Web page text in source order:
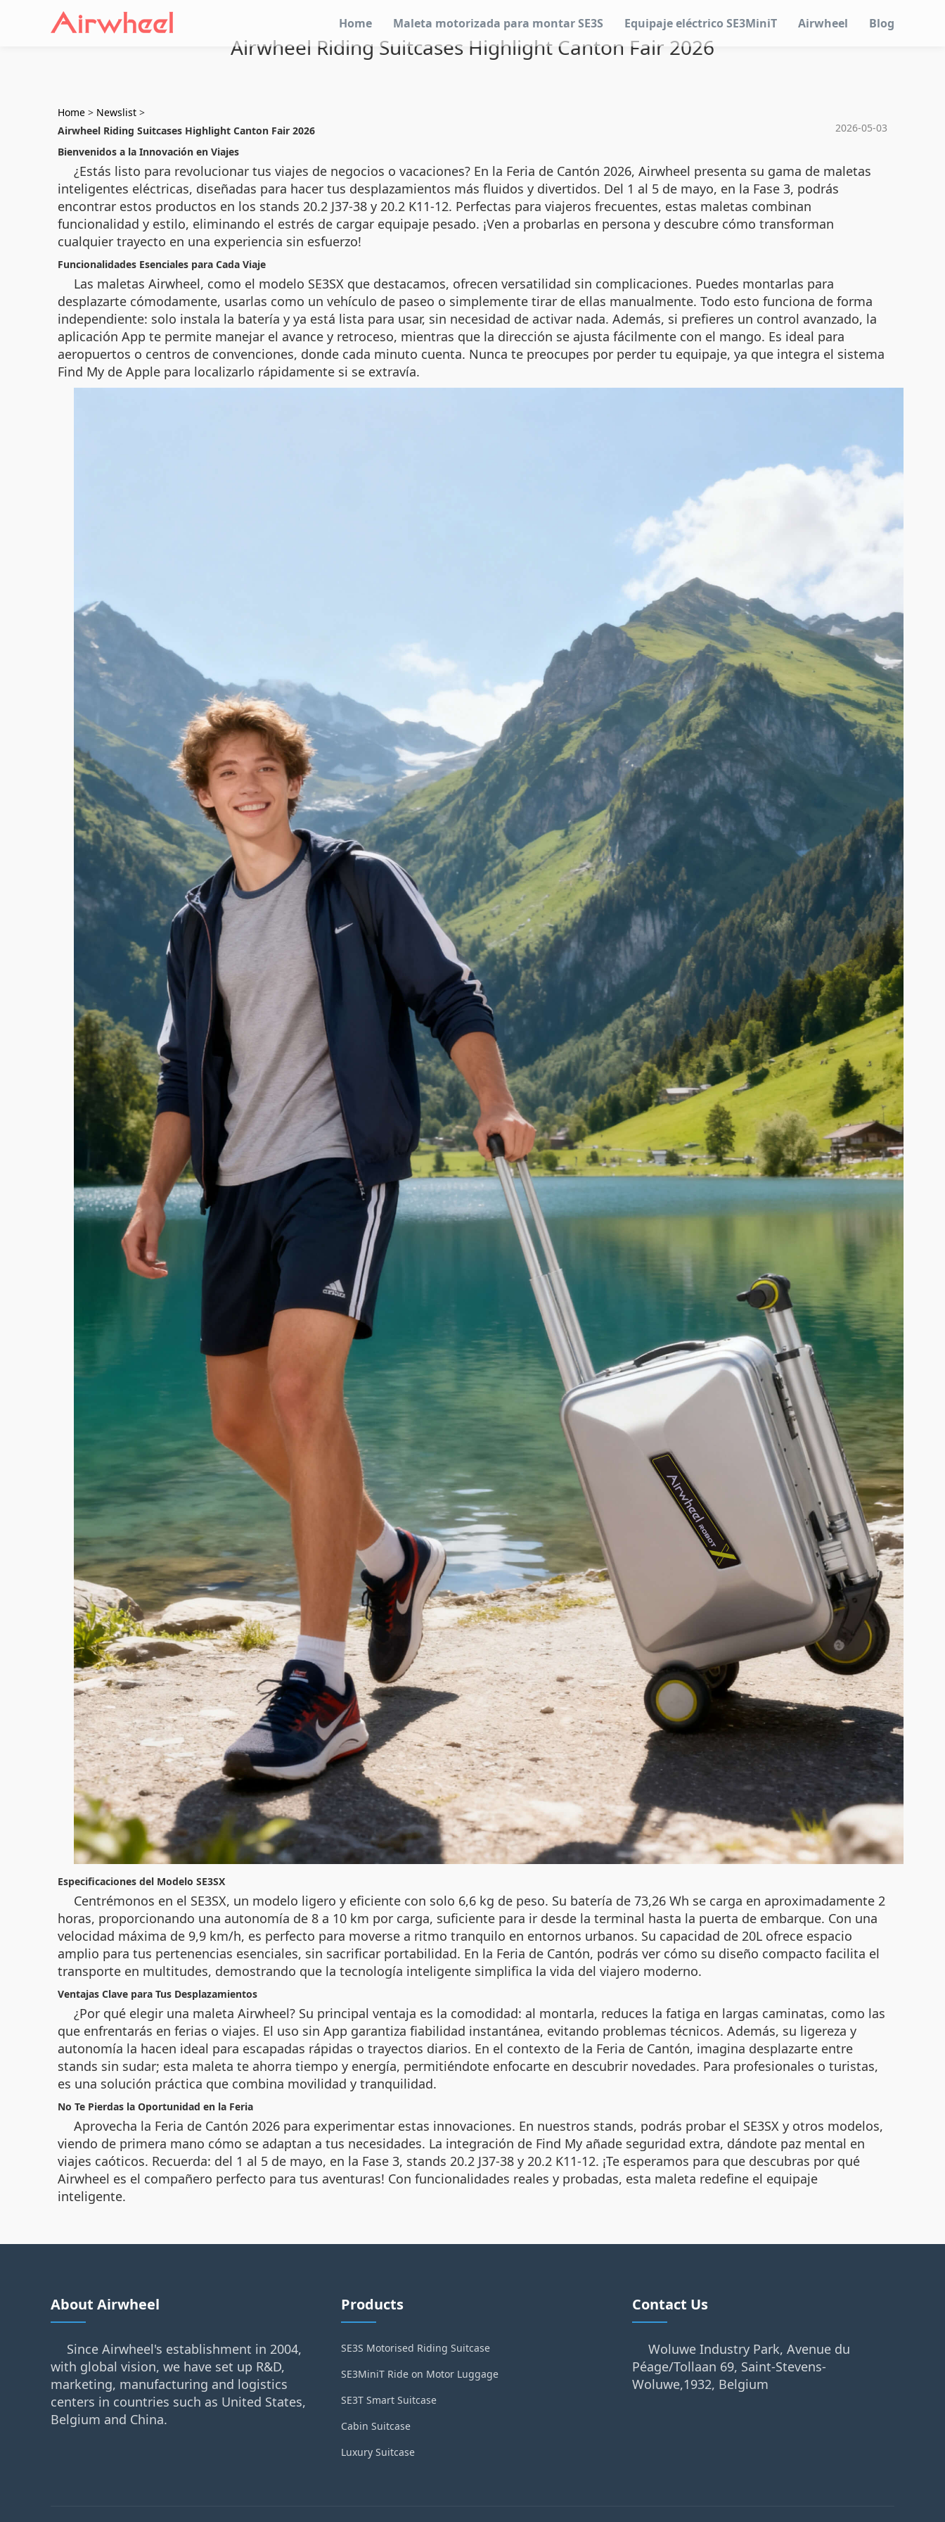
Home Maleta motorizada para montar SE3S Equipaje eléctrico SE3MiniT Airwheel Blog
Airwheel Riding Suitcases Highlight Canton Fair 2026
Home > Newslist >
2026-05-03
Airwheel Riding Suitcases Highlight Canton Fair 2026
Bienvenidos a la Innovación en Viajes
¿Estás listo para revolucionar tus viajes de negocios o vacaciones? En la Feria de Cantón 2026, Airwheel presenta su gama de maletas
inteligentes eléctricas, diseñadas para hacer tus desplazamientos más fluidos y divertidos. Del 1 al 5 de mayo, en la Fase 3, podrás
encontrar estos productos en los stands 20.2 J37-38 y 20.2 K11-12. Perfectas para viajeros frecuentes, estas maletas combinan
funcionalidad y estilo, eliminando el estrés de cargar equipaje pesado. ¡Ven a probarlas en persona y descubre cómo transforman
cualquier trayecto en una experiencia sin esfuerzo!
Funcionalidades Esenciales para Cada Viaje
Las maletas Airwheel, como el modelo SE3SX que destacamos, ofrecen versatilidad sin complicaciones. Puedes montarlas para
desplazarte cómodamente, usarlas como un vehículo de paseo o simplemente tirar de ellas manualmente. Todo esto funciona de forma
independiente: solo instala la batería y ya está lista para usar, sin necesidad de activar nada. Además, si prefieres un control avanzado, la
aplicación App te permite manejar el avance y retroceso, mientras que la dirección se ajusta fácilmente con el mango. Es ideal para
aeropuertos o centros de convenciones, donde cada minuto cuenta. Nunca te preocupes por perder tu equipaje, ya que integra el sistema
Find My de Apple para localizarlo rápidamente si se extravía.
Especificaciones del Modelo SE3SX
Centrémonos en el SE3SX, un modelo ligero y eficiente con solo 6,6 kg de peso. Su batería de 73,26 Wh se carga en aproximadamente 2
horas, proporcionando una autonomía de 8 a 10 km por carga, suficiente para ir desde la terminal hasta la puerta de embarque. Con una
velocidad máxima de 9,9 km/h, es perfecto para moverse a ritmo tranquilo en entornos urbanos. Su capacidad de 20L ofrece espacio
amplio para tus pertenencias esenciales, sin sacrificar portabilidad. En la Feria de Cantón, podrás ver cómo su diseño compacto facilita el
transporte en multitudes, demostrando que la tecnología inteligente simplifica la vida del viajero moderno.
Ventajas Clave para Tus Desplazamientos
¿Por qué elegir una maleta Airwheel? Su principal ventaja es la comodidad: al montarla, reduces la fatiga en largas caminatas, como las
que enfrentarás en ferias o viajes. El uso sin App garantiza fiabilidad instantánea, evitando problemas técnicos. Además, su ligereza y
autonomía la hacen ideal para escapadas rápidas o trayectos diarios. En el contexto de la Feria de Cantón, imagina desplazarte entre
stands sin sudar; esta maleta te ahorra tiempo y energía, permitiéndote enfocarte en descubrir novedades. Para profesionales o turistas,
es una solución práctica que combina movilidad y tranquilidad.
No Te Pierdas la Oportunidad en la Feria
Aprovecha la Feria de Cantón 2026 para experimentar estas innovaciones. En nuestros stands, podrás probar el SE3SX y otros modelos,
viendo de primera mano cómo se adaptan a tus necesidades. La integración de Find My añade seguridad extra, dándote paz mental en
viajes caóticos. Recuerda: del 1 al 5 de mayo, en la Fase 3, stands 20.2 J37-38 y 20.2 K11-12. ¡Te esperamos para que descubras por qué
Airwheel es el compañero perfecto para tus aventuras! Con funcionalidades reales y probadas, esta maleta redefine el equipaje
inteligente.
About Airwheel
Since Airwheel's establishment in 2004,
with global vision, we have set up R&D,
marketing, manufacturing and logistics
centers in countries such as United States,
Belgium and China.
Products
SE3S Motorised Riding Suitcase
SE3MiniT Ride on Motor Luggage
SE3T Smart Suitcase
Cabin Suitcase
Luxury Suitcase
Contact Us
Woluwe Industry Park, Avenue du
Péage/Tollaan 69, Saint-Stevens-
Woluwe,1932, Belgium